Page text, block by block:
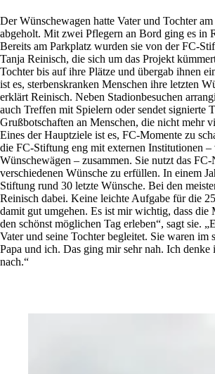
Der Wünschewagen hatte Vater und Tochter
abgeholt. Mit zwei Pflegern an Bord ging es in
Bereits am Parkplatz wurden sie von der FC-
Tanja Reinisch, die sich um das Projekt
Tochter bis auf ihre Plätze und übergab ihnen
ist es, sterbenskranken Menschen ihre letzten
erklärt Reinisch. Neben Stadionbesuchen
auch Treffen mit Spielern oder sendet signierte
Grußbotschaften an Menschen, die nicht mehr
Eines der Hauptziele ist es, FC-Momente zu
die FC-Stiftung eng mit externen Institutionen –
Wünschewägen – zusammen. Sie nutzt das
verschiedenen Wünsche zu erfüllen. In einem
Stiftung rund 30 letzte Wünsche. Bei den
Reinisch dabei. Keine leichte Aufgabe für die
damit gut umgehen. Es ist mir wichtig, dass die
den schönst möglichen Tag erleben“, sagt sie.
Vater und seine Tochter begleitet. Sie waren im
Papa und ich. Das ging mir sehr nah. Ich denke
nach.“